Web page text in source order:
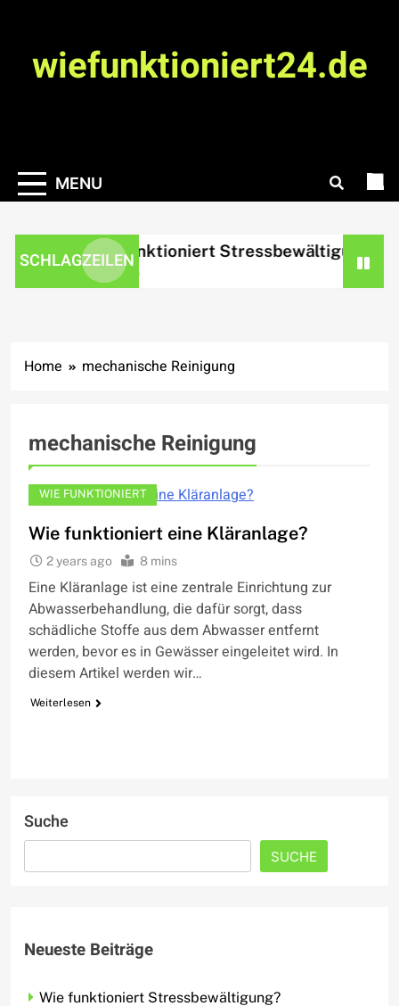
contentwiefunktioniert24.de
MENU
SCHLAGZEILENWie funktioniert Stressbewältigung?
1 day ago
Home mechanische Reinigung
mechanische Reinigung
WIE FUNKTIONIERT
Wie funktioniert eine Kläranlage?
2 years ago 8 mins
Eine Kläranlage ist eine zentrale Einrichtung zur
Abwasserbehandlung, die dafür sorgt, dass
schädliche Stoffe aus dem Abwasser entfernt
werden, bevor es in Gewässer eingeleitet wird. In
diesem Artikel werden wir…
Weiterlesen
Suche
SUCHE
Neueste Beiträge
Wie funktioniert Stressbewältigung?